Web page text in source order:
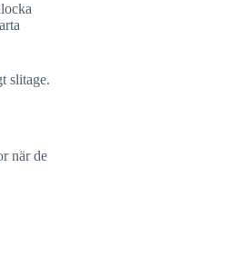
slitage.
när de